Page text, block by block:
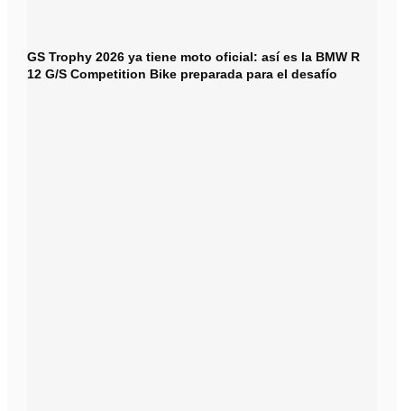
GS Trophy 2026 ya tiene moto oficial: así es la BMW R
12 G/S Competition Bike preparada para el desafío